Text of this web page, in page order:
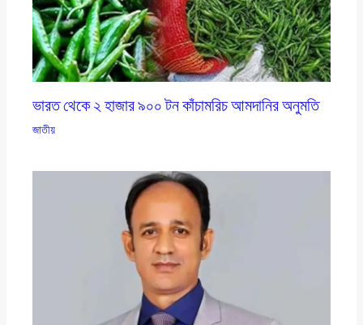
ভারত থেকে ২ হাজার ৯০০ টন কাঁচামরিচ আমদানির অনুমতি
জাতীয়